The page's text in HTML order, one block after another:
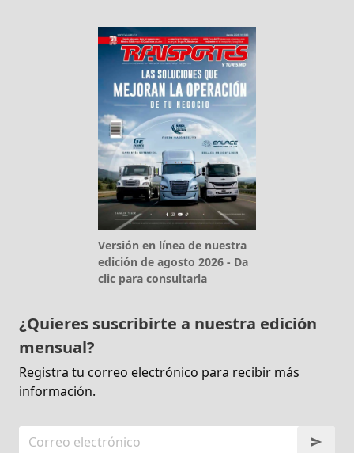
Versión en línea de nuestra
edición de agosto 2026 - Da
clic para consultarla
¿Quieres suscribirte a nuestra edición
mensual?
Registra tu correo electrónico para recibir más
información.